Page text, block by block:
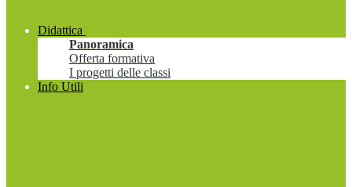
Didattica
Panoramica
Offerta formativa
I progetti delle classi
Info Utili